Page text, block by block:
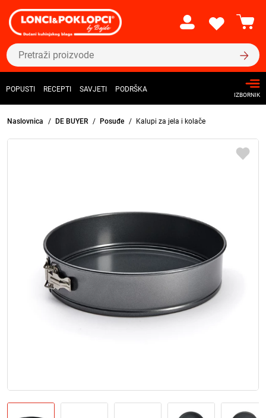
POPUSTI RECEPTI SAVJETI PODRŠKA
IZBORNIK
Naslovnica DE BUYER Posuđe Kalupi za jela i kolače